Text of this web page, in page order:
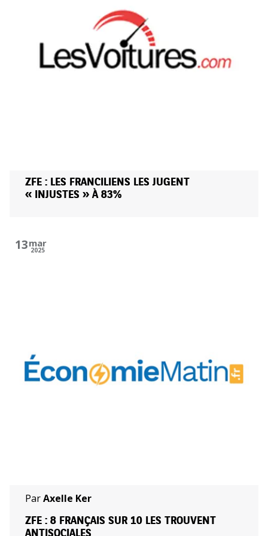
ZFE : LES FRANCILIENS LES JUGENT
« INJUSTES » À 83%
13mar
2025
ParAxelle Ker
ZFE : 8 FRANÇAIS SUR 10 LES TROUVENT
ANTISOCIALES